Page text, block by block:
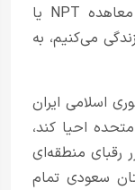
NPT یا
می‌کنیم، به
اسلامی ایران
احیا کند،
رقبای منطقه‌ای
سعودی تمام